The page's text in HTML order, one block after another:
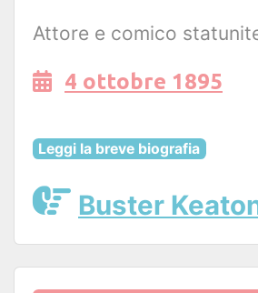
Attore e comico
4 ottobre 1895
Leggi la breve biografia
Buster